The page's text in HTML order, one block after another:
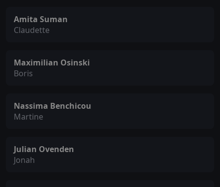
Amita Suman
Claudette
Maximilian Osinski
Boris
Nassima Benchicou
Martine
Julian Ovenden
Jonah